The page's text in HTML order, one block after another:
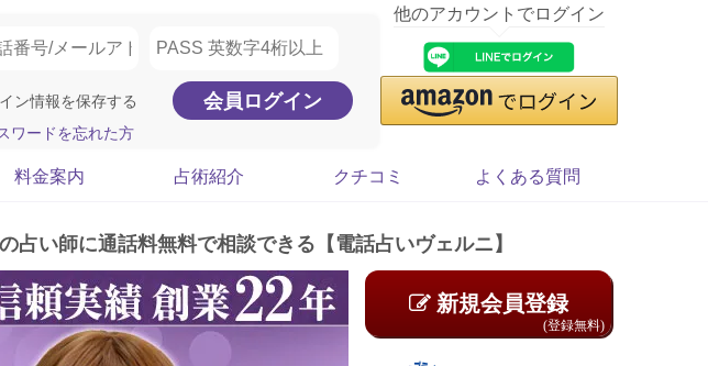
ン情報を保存する
ワードを忘れた方
他のアカウントでログイン
料金案内 占術紹介 クチコミ よくある質問
い師に通話料無料で相談できる【電話占いヴェルニ】
新規会員登録
(登録無料)